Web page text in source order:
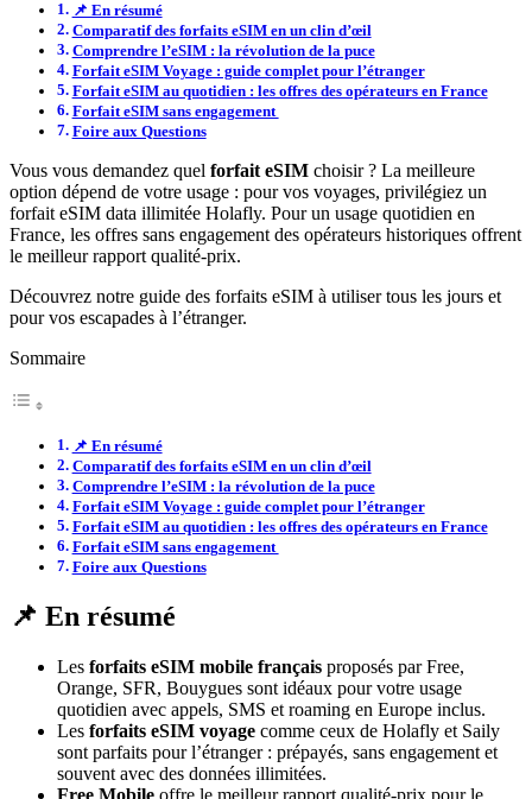
📌 En résumé
Comparatif des forfaits eSIM en un clin d’œil
Comprendre l’eSIM : la révolution de la puce
Forfait eSIM Voyage : guide complet pour l’étranger
Forfait eSIM au quotidien : les offres des opérateurs en France
Forfait eSIM sans engagement
Foire aux Questions
Vous vous demandez quel forfait eSIM choisir ? La meilleure
option dépend de votre usage : pour vos voyages, privilégiez un
forfait eSIM data illimitée Holafly. Pour un usage quotidien en
France, les offres sans engagement des opérateurs historiques offrent
le meilleur rapport qualité-prix.
Découvrez notre guide des forfaits eSIM à utiliser tous les jours et
pour vos escapades à l’étranger.
Sommaire
📌 En résumé
Comparatif des forfaits eSIM en un clin d’œil
Comprendre l’eSIM : la révolution de la puce
Forfait eSIM Voyage : guide complet pour l’étranger
Forfait eSIM au quotidien : les offres des opérateurs en France
Forfait eSIM sans engagement
Foire aux Questions
📌 En résumé
Les forfaits eSIM mobile français proposés par Free,
Orange, SFR, Bouygues sont idéaux pour votre usage
quotidien avec appels, SMS et roaming en Europe inclus.
Les forfaits eSIM voyage comme ceux de Holafly et Saily
sont parfaits pour l’étranger : prépayés, sans engagement et
souvent avec des données illimitées.